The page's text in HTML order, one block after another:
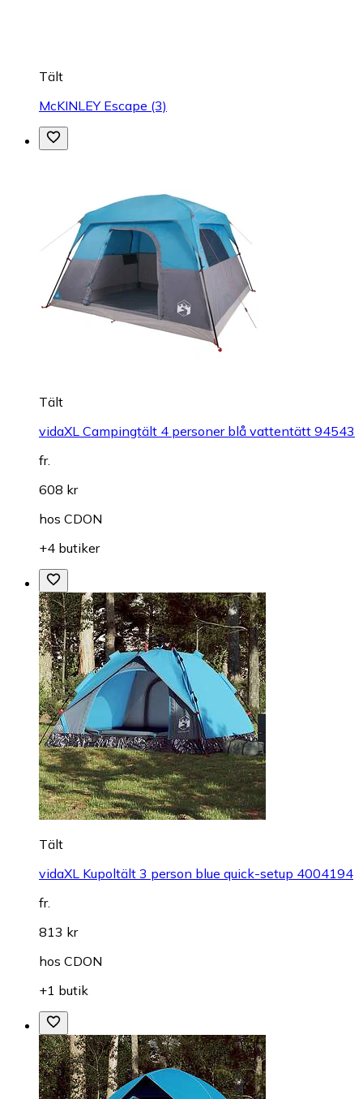
Tält
McKINLEY Escape (3)
Tält
vidaXL Campingtält 4 personer blå vattentätt 94543
fr.
608 kr
hos CDON
+4 butiker
Tält
vidaXL Kupoltält 3 person blue quick-setup 4004194
fr.
813 kr
hos CDON
+1 butik